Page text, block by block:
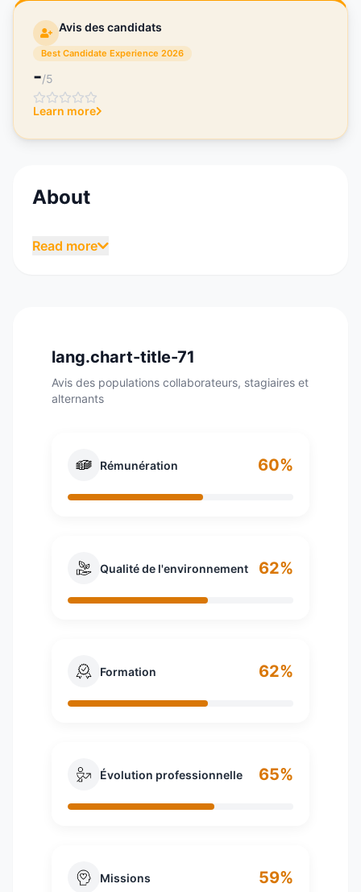
Avis des candidats
Best Candidate Experience 2026
-/5
Learn more
About
du secteur de la construction créée en 1861 par
élargi son activité vers le bâtiment et l'industrie.
Elle est aujourd'hui une des principales
entreprises indépendantes du BTP en France.
régions de France.
Read more
lang.chart-title-71
Avis des populations collaborateurs, stagiaires et
alternants
Rémunération 60%
Qualité de l'environnement 62%
Formation 62%
Évolution professionnelle 65%
Missions 59%